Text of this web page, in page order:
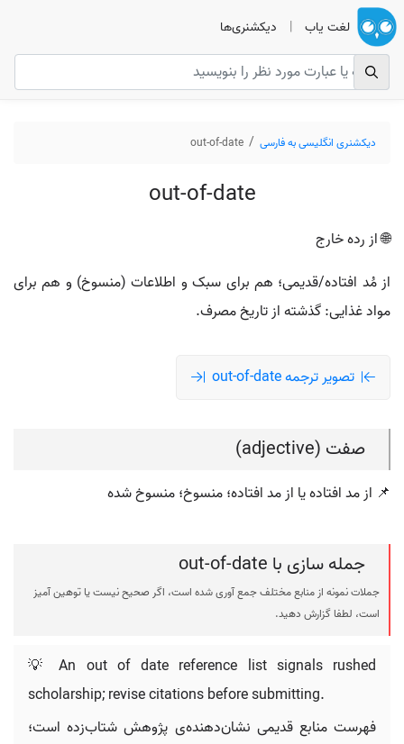
لغت یاب | دیکشنری‌ها
دیکشنری انگلیسی به فارسی out-of-date
out-of-date
🌐 از رده خارج
از مُد افتاده/قدیمی؛ هم برای سبک و اطلاعات (منسوخ) و هم برای
مواد غذایی: گذشته از تاریخ مصرف.
تصویر ترجمه out-of-date
صفت (adjective)
📌 از مد افتاده یا از مد افتاده؛ منسوخ؛ منسوخ شده
جمله سازی با out-of-date
جملات نمونه از منابع مختلف جمع آوری شده است، اگر صحیح نیست یا توهین آمیز
است، لطفا گزارش دهید.
💡 An out of date reference list signals rushed
scholarship; revise citations before submitting.
فهرست منابع قدیمی نشان‌دهنده‌ی پژوهش شتاب‌زده است؛